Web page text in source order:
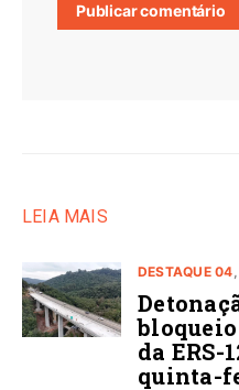
LEIA MAIS
DESTAQUE 04
da ERS-
quinta-